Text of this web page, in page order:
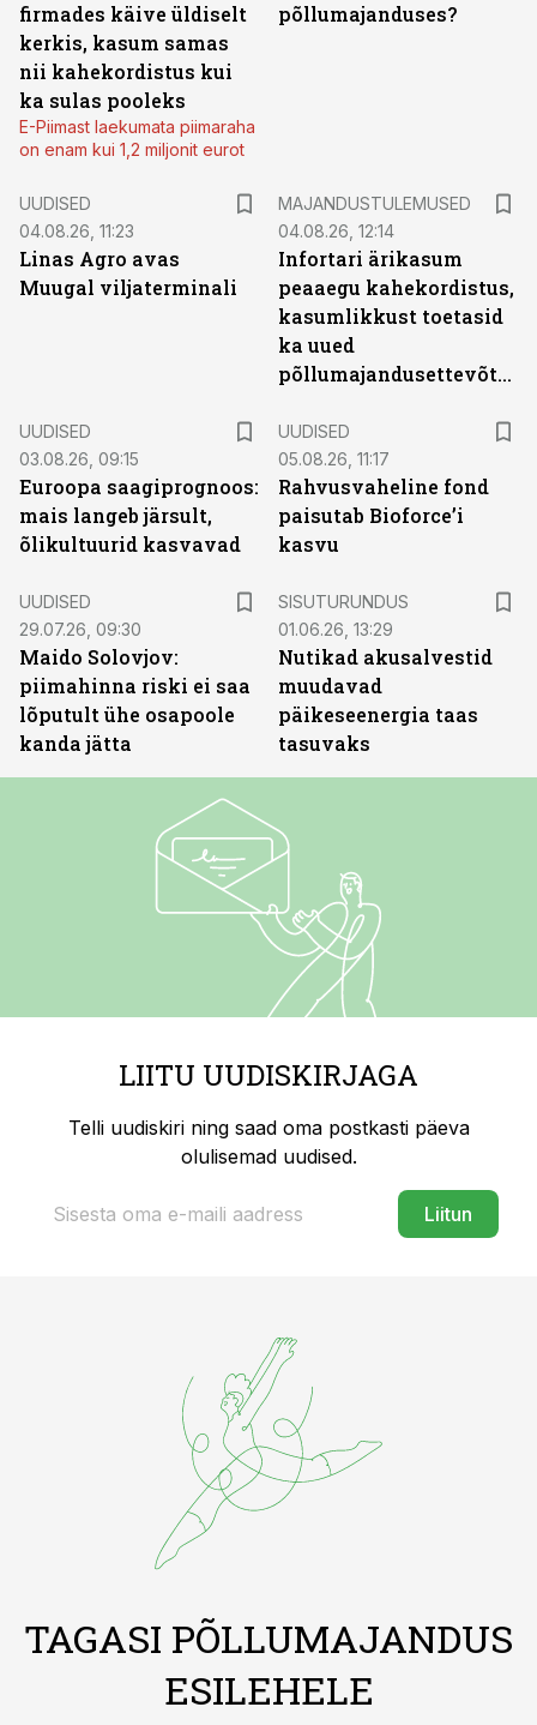
firmades käive üldiselt
kerkis, kasum samas
nii kahekordistus kui
ka sulas pooleks
E-Piimast laekumata piimaraha
on enam kui 1,2 miljonit eurot
põllumajanduses?
UUDISED
04.08.26, 11:23
Linas Agro avas
Muugal viljaterminali
MAJANDUSTULEMUSED
04.08.26, 12:14
Infortari ärikasum
peaaegu kahekordistus,
kasumlikkust toetasid
ka uued
põllumajandusettevõtted
UUDISED
03.08.26, 09:15
Euroopa saagiprognoos:
mais langeb järsult,
õlikultuurid kasvavad
UUDISED
05.08.26, 11:17
Rahvusvaheline fond
paisutab Bioforce’i
kasvu
UUDISED
29.07.26, 09:30
Maido Solovjov:
piimahinna riski ei saa
lõputult ühe osapoole
kanda jätta
SISUTURUNDUS
01.06.26, 13:29
Nutikad akusalvestid
muudavad
päikeseenergia taas
tasuvaks
LIITU UUDISKIRJAGA
Telli uudiskiri ning saad oma postkasti päeva
olulisemad uudised.
Liitun
TAGASI PÕLLUMAJANDUS
ESILEHELE